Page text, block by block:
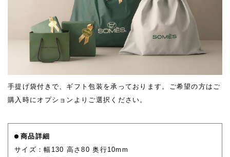
手提げ袋付きで、ギフト包装を承っております。ご希望の方はご
購入時にオプションよりご選択ください。
商品詳細
サイズ：幅130 高さ80 奥行10mm